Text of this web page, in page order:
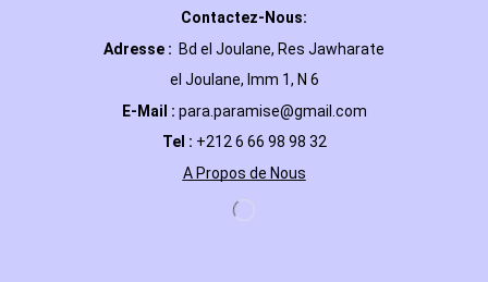
Contactez-Nous:
Adresse : Bd el Joulane, Res Jawharate
el Joulane, Imm 1, N 6
E-Mail : para.paramise@gmail.com
Tel : +212 6 66 98 98 32
A Propos de Nous